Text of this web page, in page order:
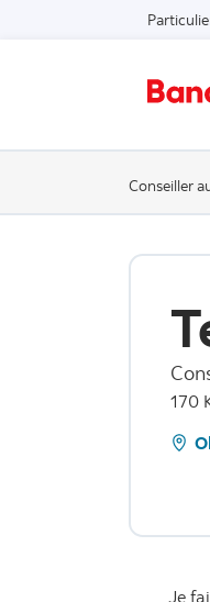
Conseiller
170
Je